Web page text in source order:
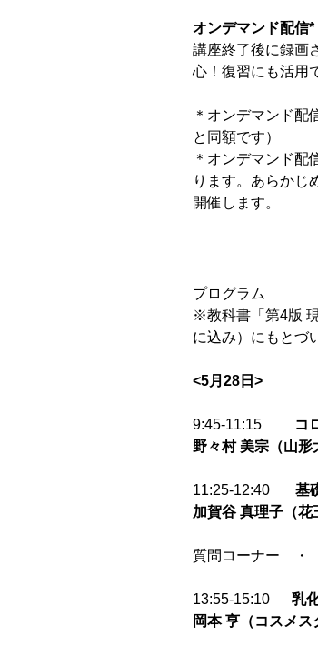
オンデマンド配信*
講座終了後に録画
心！復習にも活用
＊オンデマンド配
と同額です）
＊オンデマンド配
ります。あらかじ
開催します。
プログラム
※教科書「第4版
に込み）にもとづ
<5月28日>
9:45-11:15
コ
野々村 美宗（山形
11:25-12:40 基
加賀谷 真理子（花
質問コーナー ・
13:55-15:10 乳
岡本 亨（コスメス